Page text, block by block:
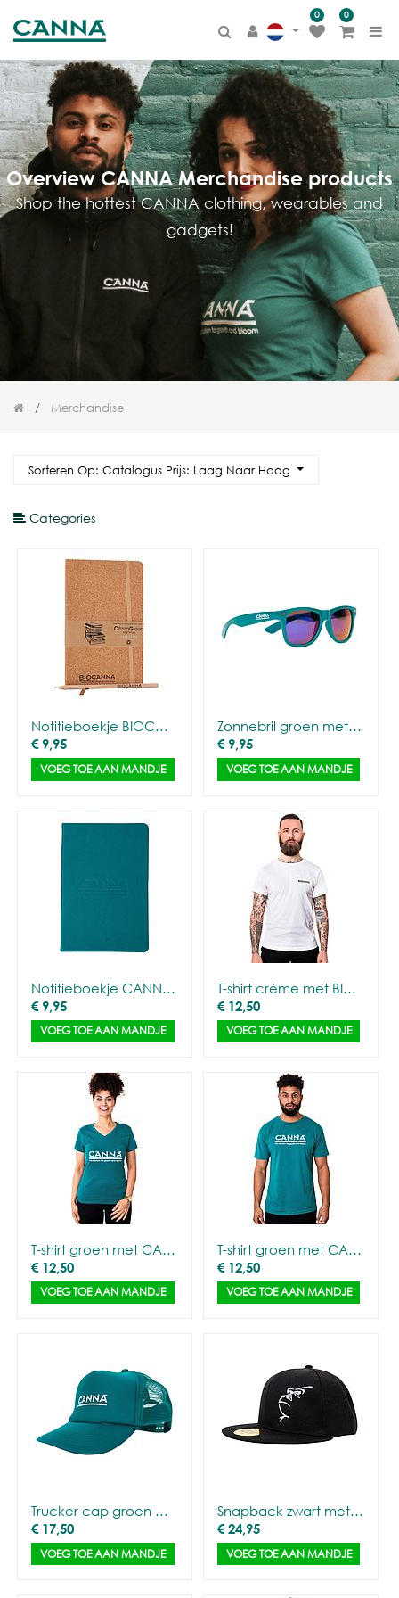
0 0
Overview CANNA Merchandise products
Shop the hottest CANNA clothing, wearables and
gadgets!
Merchandise
Sorteren Op: Catalogus Prijs: Laag Naar Hoog
Categories
PRODUCT
Alle producten
CANNA TERRA
BIOCANNA
CANNA COCO
CANNA AQUA
Notitieboekje BIOCANNA - omslag kurk + potlood
€ 9,95
VOEG TOE AAN MANDJE
Zonnebril groen met spiegelglazen
€ 9,95
VOEG TOE AAN MANDJE
Notitieboekje CANNA - Deluxe
€ 9,95
VOEG TOE AAN MANDJE
T-shirt crème met BIOCANNA logo - Mannen
€ 12,50
VOEG TOE AAN MANDJE
T-shirt groen met CANNA logo - Vrouwen
€ 12,50
VOEG TOE AAN MANDJE
T-shirt groen met CANNA logo - Mannen
€ 12,50
VOEG TOE AAN MANDJE
Trucker cap groen met CANNA logo
€ 17,50
VOEG TOE AAN MANDJE
Snapback zwart met Gorilla Outline
€24,95
VOEG TOE AAN MANDJE